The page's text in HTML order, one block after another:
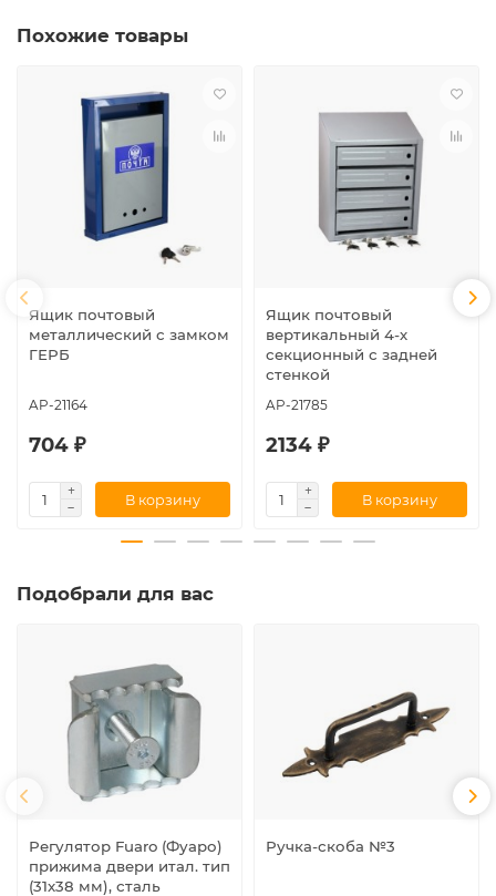
Похожие товары
Ящик почтовый
металлический с замком
ГЕРБ
AP-21164
704 ₽
В корзину
Ящик почтовый
вертикальный 4-х
секционный с задней
стенкой
AP-21785
2134 ₽
В корзину
Подобрали для вас
Регулятор Fuaro (Фуаро)
прижима двери итал. тип
(31х38 мм), сталь
Ручка-скоба №3